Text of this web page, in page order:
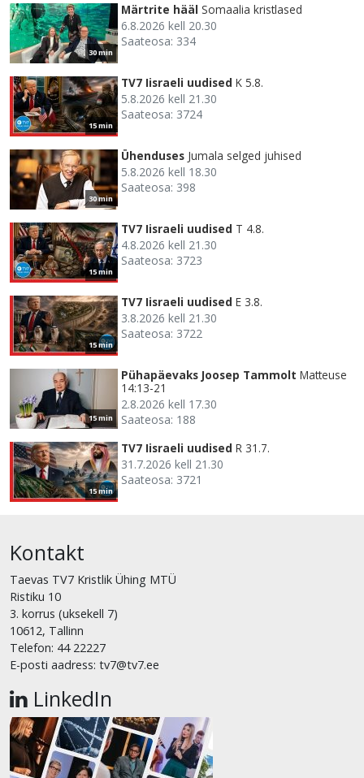
30 min
Märtrite hääl Somaalia kristlased
6.8.2026 kell 20.30
Saateosa: 334
15 min
TV7 Iisraeli uudised K 5.8.
5.8.2026 kell 21.30
Saateosa: 3724
30 min
Ühenduses Jumala selged juhised
5.8.2026 kell 18.30
Saateosa: 398
15 min
TV7 Iisraeli uudised T 4.8.
4.8.2026 kell 21.30
Saateosa: 3723
15 min
TV7 Iisraeli uudised E 3.8.
3.8.2026 kell 21.30
Saateosa: 3722
15 min
Pühapäevaks Joosep Tammolt Matteuse
14:13-21
2.8.2026 kell 17.30
Saateosa: 188
15 min
TV7 Iisraeli uudised R 31.7.
31.7.2026 kell 21.30
Saateosa: 3721
Kontakt
Taevas TV7 Kristlik Ühing MTÜ
Ristiku 10
3. korrus (uksekell 7)
10612, Tallinn
Telefon: 44 22227
E-posti aadress: tv7@tv7.ee
LinkedIn